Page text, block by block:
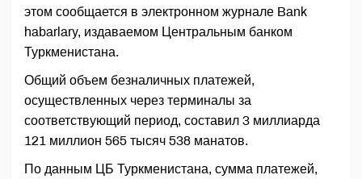
этом сообщается в электронном журнале Bank
habarlary, издаваемом Центральным банком
Туркменистана.
Общий объем безналичных платежей,
осуществленных через терминалы за
соответствующий период, составил 3 миллиарда
121 миллион 565 тысяч 538 манатов.
По данным ЦБ Туркменистана, сумма платежей,